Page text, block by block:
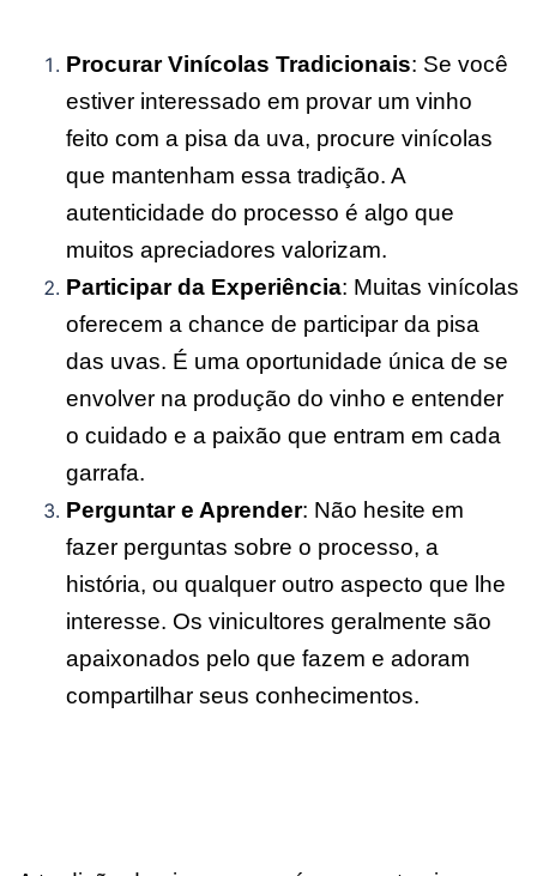
Procurar Vinícolas Tradicionais: Se você
estiver interessado em provar um vinho
feito com a pisa da uva, procure vinícolas
que mantenham essa tradição. A
autenticidade do processo é algo que
muitos apreciadores valorizam.
Participar da Experiência: Muitas vinícolas
oferecem a chance de participar da pisa
das uvas. É uma oportunidade única de se
envolver na produção do vinho e entender
o cuidado e a paixão que entram em cada
garrafa.
Perguntar e Aprender: Não hesite em
fazer perguntas sobre o processo, a
história, ou qualquer outro aspecto que lhe
interesse. Os vinicultores geralmente são
apaixonados pelo que fazem e adoram
compartilhar seus conhecimentos.